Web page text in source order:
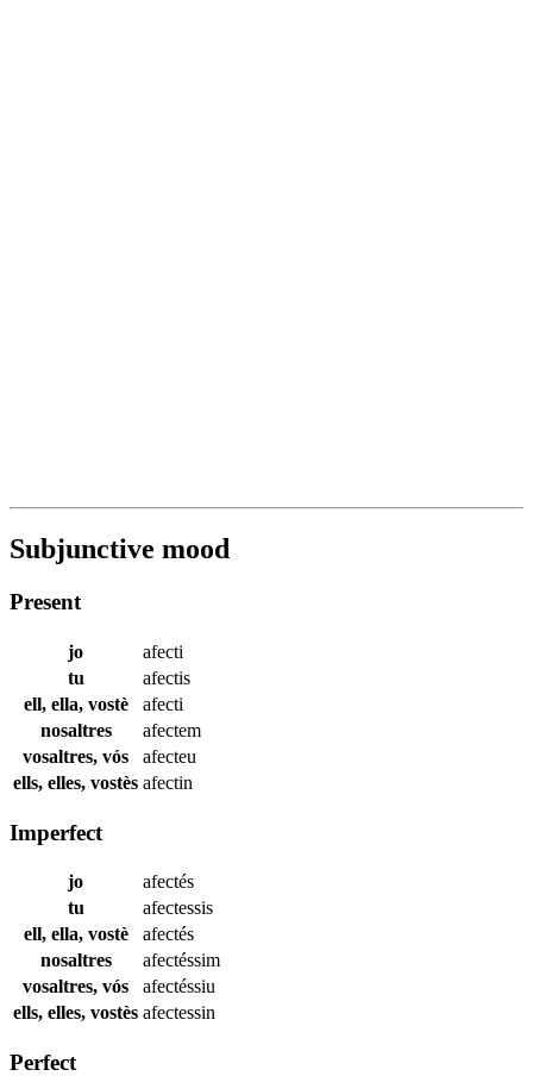
Subjunctive mood
Present
jo
afecti
tu
afectis
ell, ella, vostè
afecti
nosaltres
afectem
vosaltres, vós
afecteu
ells, elles, vostès afectin
Imperfect
jo
afectés
tu
afectessis
ell, ella, vostè
afectés
nosaltres
afectéssim
vosaltres, vós
afectéssiu
ells, elles, vostès afectessin
Perfect